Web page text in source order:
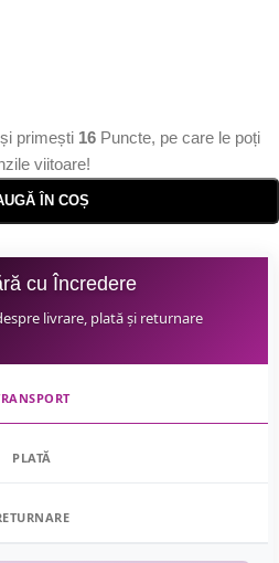
primești 16 Puncte, pe care le poți
viitoare!
ÎN COȘ
cu Încredere
livrare, plată și returnare
PLATĂ